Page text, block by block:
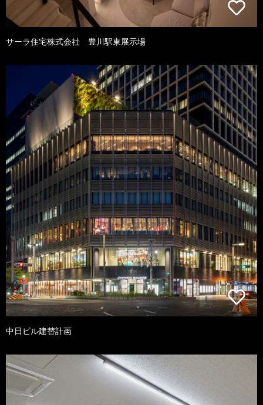
サーラ住宅株式会社 豊川駅東展示場
中日ビル建替計画